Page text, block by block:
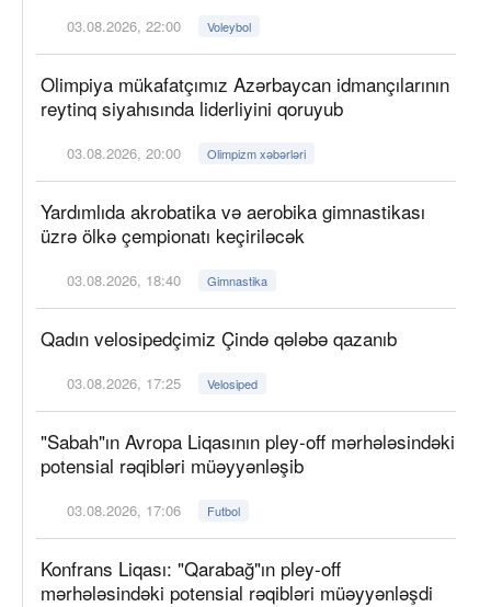
03.08.2026, 22:00 Voleybol
Olimpiya mükafatçımız Azərbaycan idmançılarının
reytinq siyahısında liderliyini qoruyub
03.08.2026, 20:00 Olimpizm xəbərləri
Yardımlıda akrobatika və aerobika gimnastikası
üzrə ölkə çempionatı keçiriləcək
03.08.2026, 18:40 Gimnastika
Qadın velosipedçimiz Çində qələbə qazanıb
03.08.2026, 17:25 Velosiped
"Sabah"ın Avropa Liqasının pley-off mərhələsindəki
potensial rəqibləri müəyyənləşib
03.08.2026, 17:06 Futbol
Konfrans Liqası: "Qarabağ"ın pley-off
mərhələsindəki potensial rəqibləri müəyyənləşdi